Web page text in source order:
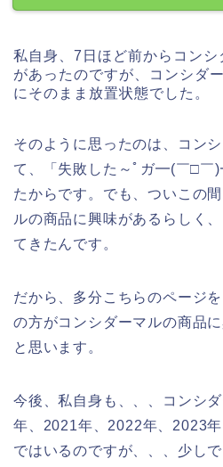
私自身、7日ほど前からコン
があったのですが、コンシダ
にそのまま放置状態でした。
そのように思ったのは、コン
て、「失敗した～ﾟガ━(￣□￣
たからです。でも、ついこの
ルの商品に興味があるらしく
てきたんです。
だから、多分こちらのページ
の方がコンシダーマルの商品
と思います。
今後、私自身も、、、コンシ
年、2021年、2022年、2023
ではいるのですが、、、少し